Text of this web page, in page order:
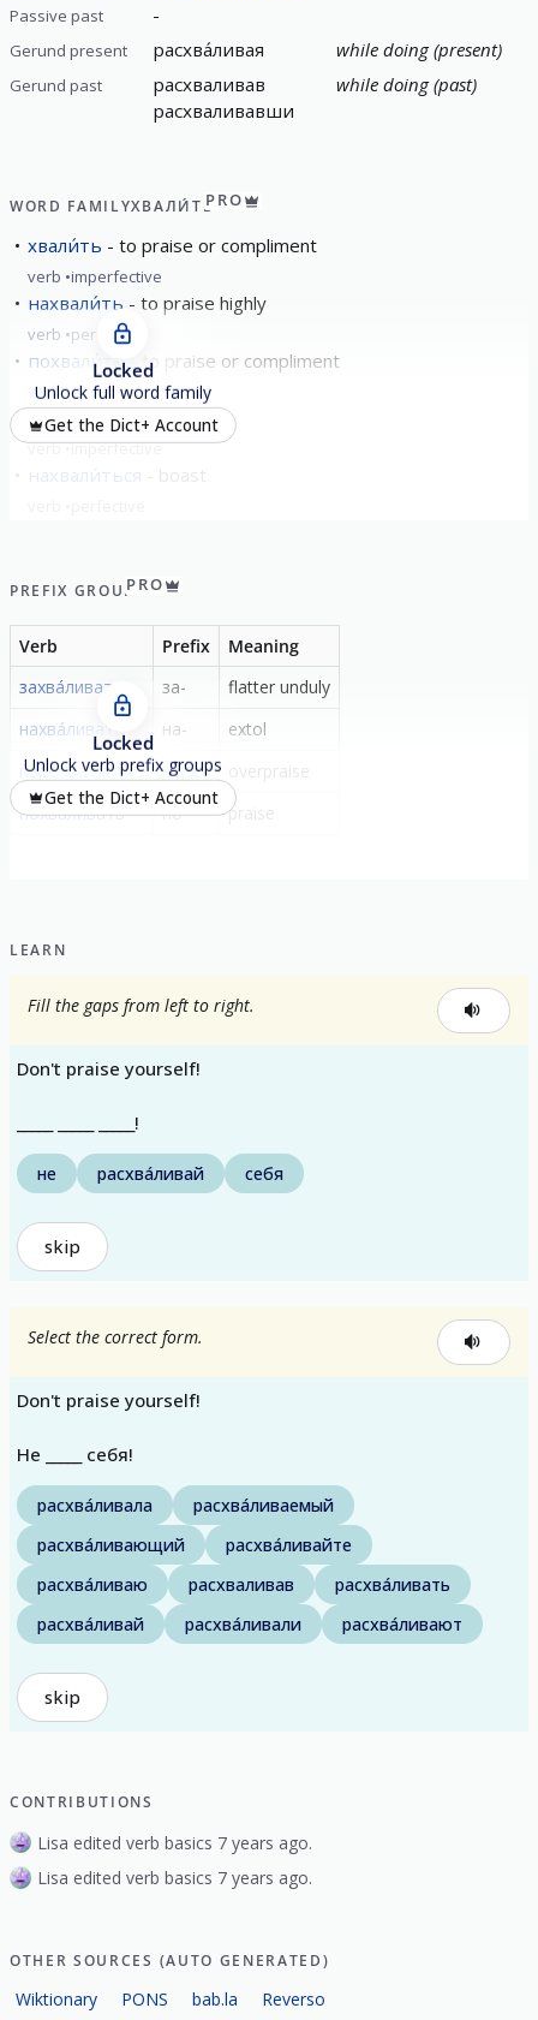
Passive past -
Gerund present расхва́ливая while doing (present)
Gerund past
расхваливав
расхваливавши
while doing (past)
WORD FAMILYХВАЛИ́ТЬPRO
хвали́ть to praise or compliment
verb imperfective
нахвали́ть to praise highly
verb perfective
похвали́ть to praise or compliment
verb perfective
хвали́ться boast
verb imperfective
нахвали́ться
Locked
Unlock full word family
Get the Dict+ Account
PREFIX GROUPPRO
Verb Prefix
Meaning
захва́ливать
за-
flatter unduly
нахва́ливать
на-
extol
перехва́ливать
пере-
похва́ливать
по- praise
Locked
Unlock verb prefix groups
Get the Dict+ Account
LEARN
Fill the gaps from left to right.
Don't praise yourself!
_____ _____ _____!
не расхва́ливай себя
skip
Select the correct form.
Don't praise yourself!
Не _____ себя!
расхва́ливала
расхва́ливаемый
расхва́ливающий
расхва́ливайте
расхва́ливаю
расхваливав
расхва́ливать
расхва́ливай
расхва́ливали расхва́ливают
skip
CONTRIBUTIONS
Lisa edited verb basics 7 years ago.
Lisa edited verb basics 7 years ago.
OTHER SOURCES (AUTO GENERATED)
Wiktionary PONS bab.la Reverso